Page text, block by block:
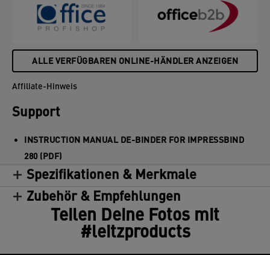
ALLE VERFÜGBAREN ONLINE-HÄNDLER ANZEIGEN
Affiliate-Hinweis
Support
INSTRUCTION MANUAL DE-BINDER FOR IMPRESSBIND
280 (PDF)
Spezifikationen & Merkmale
Zubehör & Empfehlungen
Teilen Deine Fotos mit
#leitzproducts